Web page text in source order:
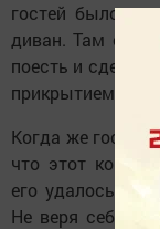
гостей было
диван. Там он и
поесть и
прикрытием…
Когда же гости
что этот
его удалось
Не веря себе,